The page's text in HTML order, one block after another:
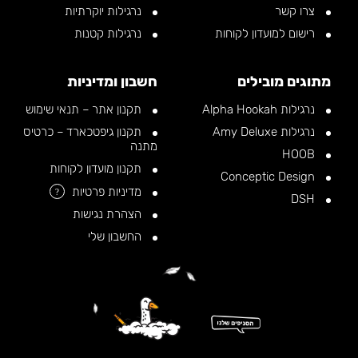
צרו קשר
רישום למועדון לקוחות
נרגילות יוקרתיות
נרגילות קטנות
מתוגים מובילים
נרגילות Alpha Hookah
נרגילות Amy Deluxe
חשבון ומדיניות
תקנון אתר – תנאי שימוש
תקנון גיפטכארד – כרטיס
מתנה
תקנון מועדון לקוחות
מדיניות פרטיות
?
הצהרת נגישות
החשבון שלי